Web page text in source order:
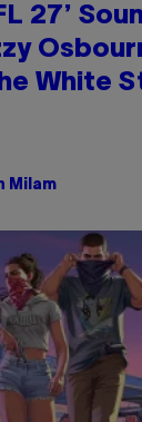
27’
White
Milam